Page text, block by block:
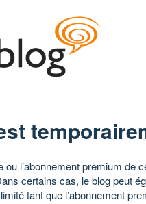
ou l’abonnement premium de
certains cas, le blog peut
tant que l’abonnement